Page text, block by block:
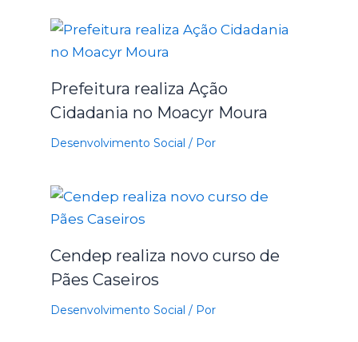
Prefeitura realiza Ação
Cidadania no Moacyr Moura
Desenvolvimento Social / Por
Cendep realiza novo curso de
Pães Caseiros
Desenvolvimento Social / Por